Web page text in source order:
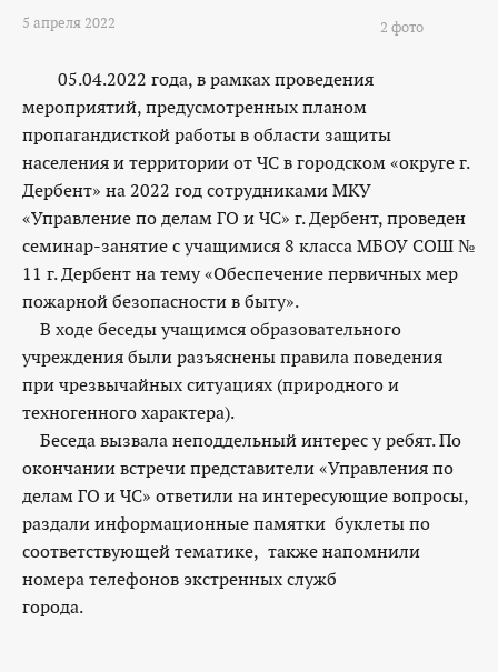
5 апреля 2022 2 фото
05.04.2022 года, в рамках проведения
мероприятий, предусмотренных планом
пропагандисткой работы в области защиты
населения и территории от ЧС в городском «округе г.
Дербент» на 2022 год сотрудниками МКУ
«Управление по делам ГО и ЧС» г. Дербент, проведен
семинар-занятие с учащимися 8 класса МБОУ СОШ №
11 г. Дербент на тему «Обеспечение первичных мер
пожарной безопасности в быту».
В ходе беседы учащимся образовательного
учреждения были разъяснены правила поведения
при чрезвычайных ситуациях (природного и
техногенного характера).
Беседа вызвала неподдельный интерес у ребят. По
окончании встречи представители «Управления по
делам ГО и ЧС» ответили на интересующие вопросы,
раздали информационные памятки буклеты по
соответствующей тематике, также напомнили
номера телефонов экстренных служб
города.